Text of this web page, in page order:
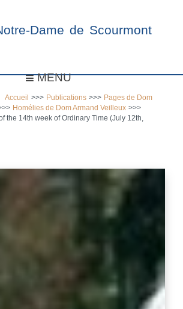
Dame de Scourmont
MENU
:Accueil >>> Publications >>> Pages de Dom
Homélies de Dom Armand Veilleux >>>
the 14th week of Ordinary Time (July 12th,